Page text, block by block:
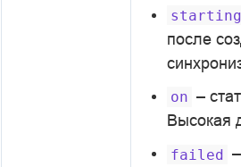
starting
после
on –
Высокая
failed